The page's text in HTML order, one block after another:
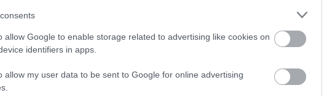
allow Google to enable storage related to advertising like cookies on
identifiers in apps.
allow my user data to be sent to Google for online advertising
Christina Applegate-et, aki
díjátadó színpadán